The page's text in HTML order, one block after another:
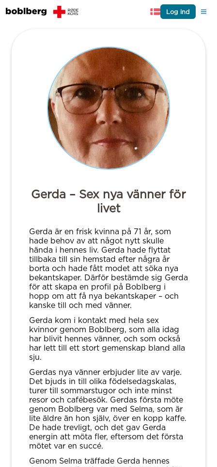
Log ind
Gerda – Sex nya vänner för
livet
Gerda är en frisk kvinna på 71 år, som
hade behov av att något nytt skulle
hända i hennes liv. Gerda hade flyttat
tillbaka till sin hemstad efter några år
borta och hade fått modet att söka nya
bekantskaper. Därför bestämde sig Gerda
för att skapa en profil på Boblberg i
hopp om att få nya bekantskaper – och
kanske till och med vänner.
Gerda kom i kontakt med hela sex
kvinnor genom Boblberg, som alla idag
har blivit hennes vänner, och som också
har lett till ett stort gemenskap bland alla
sju.
Gerdas nya vänner erbjuder lite av varje.
Det bjuds in till olika födelsedagskalas,
turer till sommarstugor och inte minst
resor och cafébesök. Gerdas första möte
genom Boblberg var med Selma, som är
lite äldre än hon själv, över en kopp kaffe.
De hade trevligt, och det gav Gerda
energin att möta fler, eftersom det första
mötet var en succé.
Genom Selma träffade Gerda hennes